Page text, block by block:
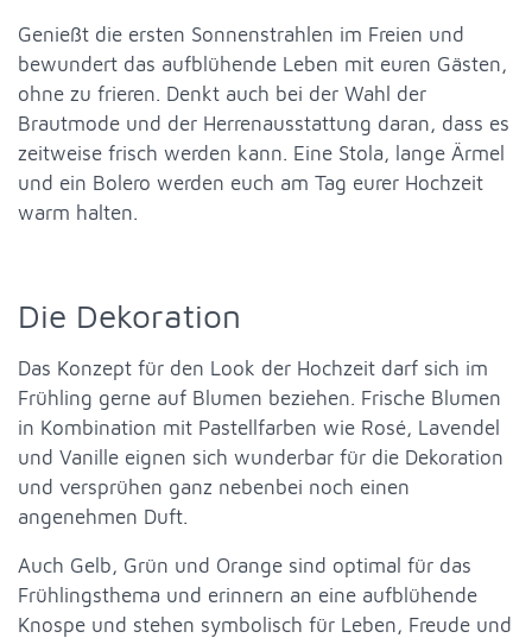
Genießt die ersten Sonnenstrahlen im Freien und
bewundert das aufblühende Leben mit euren Gästen,
ohne zu frieren. Denkt auch bei der Wahl der
Brautmode und der Herrenausstattung daran, dass es
zeitweise frisch werden kann. Eine Stola, lange Ärmel
und ein Bolero werden euch am Tag eurer Hochzeit
warm halten.
Die Dekoration
Das Konzept für den Look der Hochzeit darf sich im
Frühling gerne auf Blumen beziehen. Frische Blumen
in Kombination mit Pastellfarben wie Rosé, Lavendel
und Vanille eignen sich wunderbar für die Dekoration
und versprühen ganz nebenbei noch einen
angenehmen Duft.
Auch Gelb, Grün und Orange sind optimal für das
Frühlingsthema und erinnern an eine aufblühende
Knospe und stehen symbolisch für Leben, Freude und